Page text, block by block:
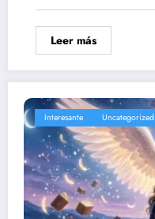
Leer más
Interesante Uncategorized